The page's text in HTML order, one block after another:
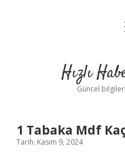
Hızlı
Güncel
1 Tabaka Mdf
Tarih: Kasım 9, 2024